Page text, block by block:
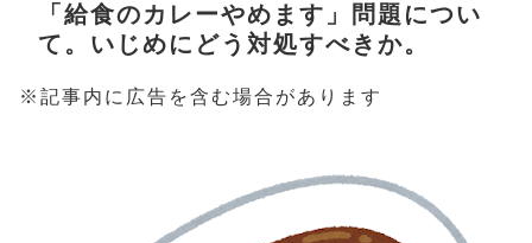
「給食のカレーやめます」問題につい
て。いじめにどう対処すべきか。
※記事内に広告を含む場合があります